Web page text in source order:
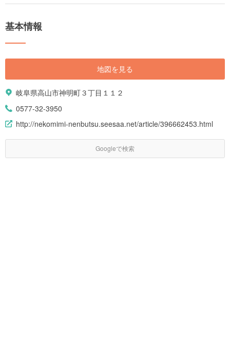
基本情報
地図を見る
岐阜県高山市神明町３丁目１１２
0577-32-3950
http://nekomimi-nenbutsu.seesaa.net/article/396662453.html
Googleで検索